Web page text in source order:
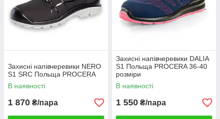
Захисні напівчеревики NERO
S1 SRC Польща PROCERA
В наявності
1 870 ₴/пара
Захисні напівчеревики DALIA
S1 Польща PROCERA 36-40
розміри
В наявності
1 550 ₴/пара